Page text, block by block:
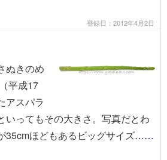
登録日：2012年4月2日
ぬきのめ
平成17
アスパラ
いってもその大きさ。写真だとわ
35cmほどもあるビッグサイズ……